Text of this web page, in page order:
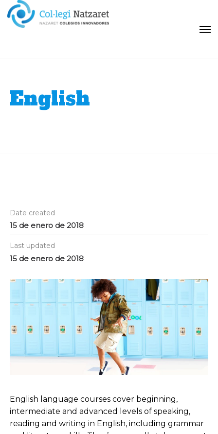
English
Date created
15 de enero de 2018
Last updated
15 de enero de 2018
English language courses cover beginning,
intermediate and advanced levels of speaking,
reading and writing in English, including grammar